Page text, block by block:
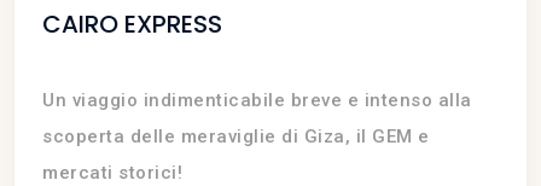
CAIRO EXPRESS
Un viaggio indimenticabile breve e intenso alla
scoperta delle meraviglie di Giza, il GEM e
mercati storici!